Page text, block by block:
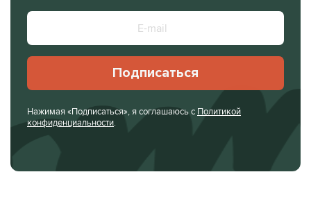
Подписаться
Нажимая «Подписаться», я соглашаюсь с Политикой
конфиденциальности.